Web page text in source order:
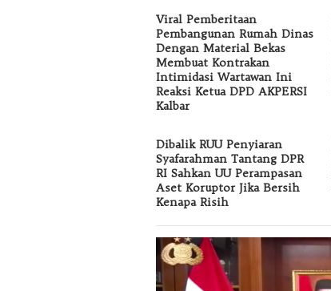
Viral Pemberitaan
Pembangunan Rumah Dinas
Dengan Material Bekas
Membuat Kontrakan
Intimidasi Wartawan Ini
Reaksi Ketua DPD AKPERSI
Kalbar
Dibalik RUU Penyiaran
Syafarahman Tantang DPR
RI Sahkan UU Perampasan
Aset Koruptor Jika Bersih
Kenapa Risih